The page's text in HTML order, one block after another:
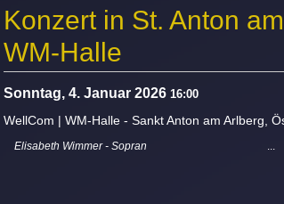
Konzert in St. Anton
WM-Halle
Sonntag, 4. Januar 2026 16:00
WellCom | WM-Halle - Sankt Anton am Arlberg,
Elisabeth Wimmer - Sopran